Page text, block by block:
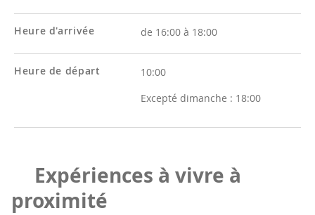
Heure d'arrivée de 16:00 à 18:00
Heure de départ
10:00
Excepté dimanche : 18:00
Expériences à vivre à
proximité